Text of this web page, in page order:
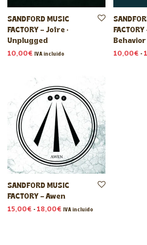
SANDFORD MUSIC
FACTORY – Jofre ·
Unplugged
10,00€ IVA incluido
Behavior
10,00€ -
SANDFORD MUSIC
FACTORY – Awen
15,00€ - 18,00€ Rango de precios: desde
IVA incluido